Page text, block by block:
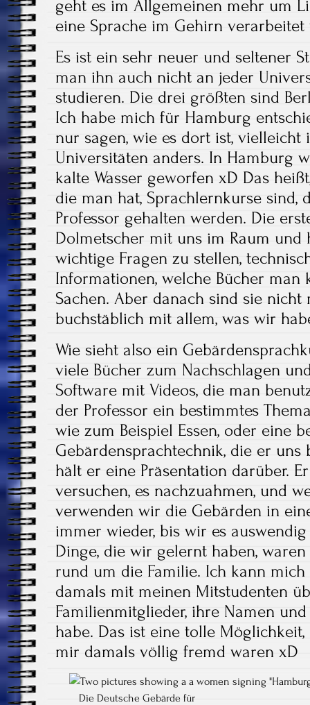
geht es im Allgemeinen mehr um
eine Sprache im Gehirn verarbeitet
Es ist ein sehr neuer und seltener
man ihn auch nicht an jeder
studieren. Die drei größten sind
Ich habe mich für Hamburg
nur sagen, wie es dort ist, vielleicht
Universitäten anders. In Hamburg
kalte Wasser geworfen xD Das
die man hat, Sprachlernkurse sind,
Professor gehalten werden. Die
Dolmetscher mit uns im Raum und
wichtige Fragen zu stellen,
Informationen, welche Bücher man
Sachen. Aber danach sind sie
buchstäblich mit allem, was wir
Wie sieht also ein
viele Bücher zum Nachschlagen
Software mit Videos, die man
der Professor ein bestimmtes
wie zum Beispiel Essen, oder eine
Gebärdensprachtechnik, die er
hält er eine Präsentation darüber.
versuchen, es nachzuahmen, und
verwenden wir die Gebärden in
immer wieder, bis wir es
Dinge, die wir gelernt haben,
rund um die Familie. Ich kann
damals mit meinen Mitstudenten
Familienmitglieder, ihre Namen
habe. Das ist eine tolle
mir damals völlig fremd waren xD
Die Deutsche Gebärde für